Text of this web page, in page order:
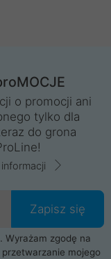
o promocji ani
tylko dla
do grona
Zapisz się
Wyrażam zgodę na
mojego